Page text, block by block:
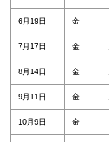
6月19日 金
7月17日 金
8月14日 金
9月11日 金
10月9日 金